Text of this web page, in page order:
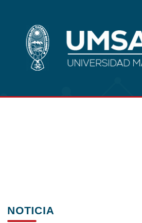
NOTICIA